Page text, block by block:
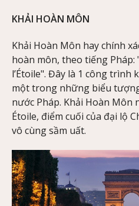
KHẢI HOÀN MÔN
Khải Hoàn Môn hay chính
hoàn môn, theo tiếng Pháp:
l’Étoile". Đây là 1 công trình
một trong những biểu
nước Pháp. Khải Hoàn
Étoile, điểm cuối của đại lộ
vô cùng sầm uất.